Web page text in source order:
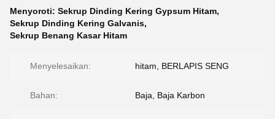
Menyoroti: Sekrup Dinding Kering Gypsum Hitam,
Sekrup Dinding Kering Galvanis,
Sekrup Benang Kasar Hitam
Menyelesaikan: hitam, BERLAPIS SENG
Bahan: Baja, Baja Karbon